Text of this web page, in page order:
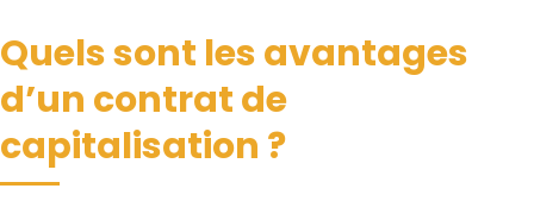
Quels sont les avantages
d’un contrat de
capitalisation ?